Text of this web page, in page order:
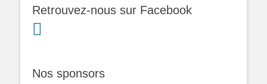
Retrouvez-nous sur Facebook
Nos sponsors